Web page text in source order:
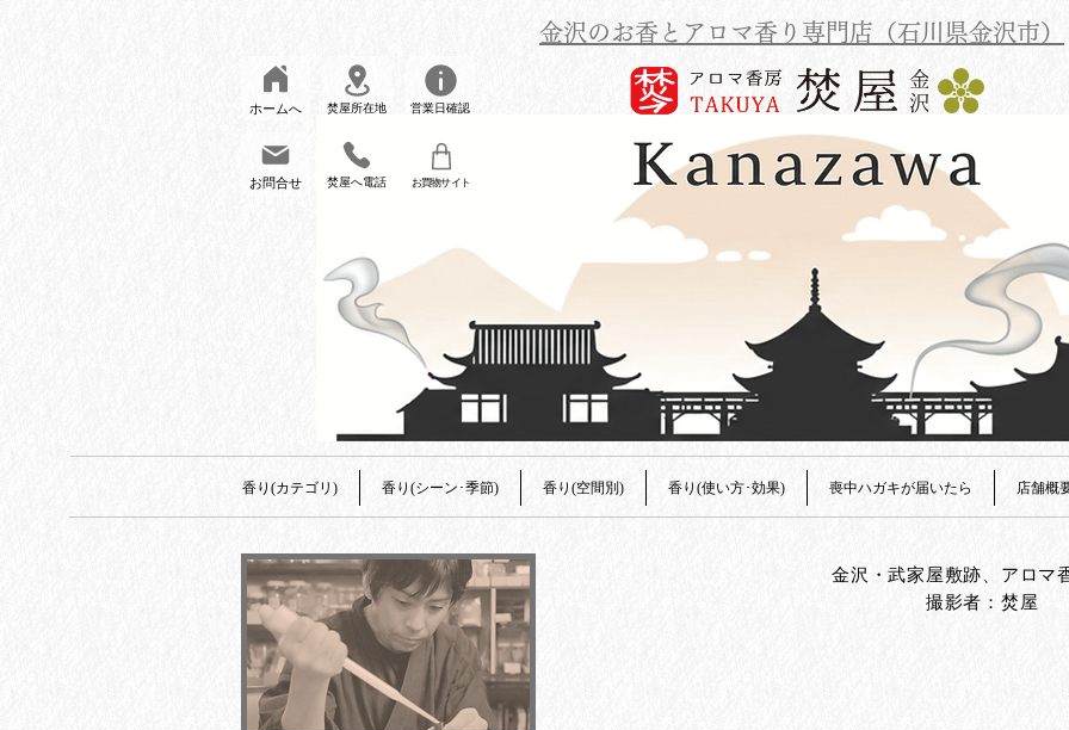
金沢のお香とアロマ香り専門店（石川県金沢市）
ホームへ 焚屋所在地 営業日確認
お問合せ 焚屋へ電話 お買物サイト
香り(カテゴリ) 香り(シーン･季節) 香り(空間別) 香り(使い方･効果) 喪中ハガキが届いたら 店舗概
金沢・武家屋敷跡、アロマ
撮影者：焚屋